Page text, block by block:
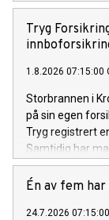
Tryg
1.8.2026 07:15:00
Storbrannen i
på sin egen
Tryg registrert
Samtidig har
Én av fem
24.7.2026